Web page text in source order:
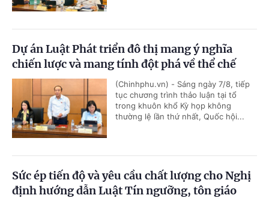
Dự án Luật Phát triển đô thị mang ý nghĩa
chiến lược và mang tính đột phá về thể chế
(Chinhphu.vn) - Sáng ngày 7/8, tiếp
tục chương trình thảo luận tại tổ
trong khuôn khổ Kỳ họp không
thường lệ lần thứ nhất, Quốc hội...
Sức ép tiến độ và yêu cầu chất lượng cho Nghị
định hướng dẫn Luật Tín ngưỡng, tôn giáo